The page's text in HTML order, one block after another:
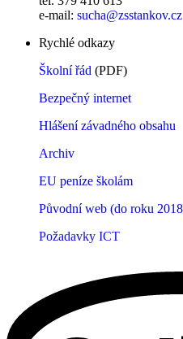
e-mail: sucha@zsstankov.cz
Rychlé odkazy
Školní řád (PDF)
Bezpečný internet
Hlášení závadného obsahu
Archiv
EU peníze školám
Původní web (do roku
Požadavky ICT